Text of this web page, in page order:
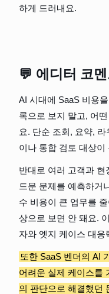
하게 드러내요.
💬 에디터 코
AI 시대에 SaaS 비용
록으로 보지 말고, 어
요. 단순 조회, 요약,
이나 통합 검토 대상이
반대로 여러 고객과 현
드문 문제를 예측하거
수 비용이 큰 업무를
상으로 보면 안 돼요.
자와 엣지 케이스 대
또한 SaaS 벤더의 AI
어려운 실제 케이스를
의 판단으로 해결했던